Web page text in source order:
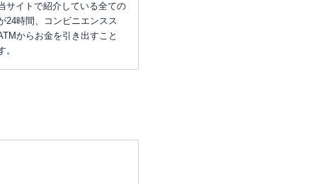
サイトで紹介している全ての
24時間、コンビニエンスス
からお金を引き出すこと
。